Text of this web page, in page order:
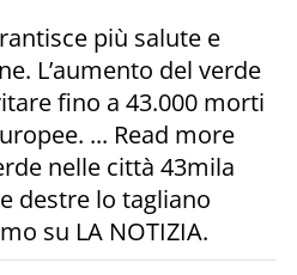
più salute e
L’aumento del verde
fino a 43.000 morti
... Read more
nelle città 43mila
destre lo tagliano
su LA NOTIZIA.